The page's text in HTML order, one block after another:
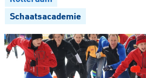
Schaatsacademie